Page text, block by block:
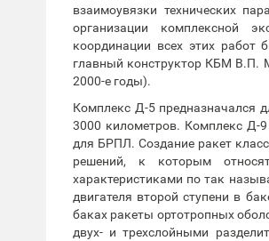
взаимоувязки технических
организации комплексной
координации всех этих работ
главный конструктор КБМ В.П.
2000-е годы).
Комплекс Д-5 предназначался
3000 километров. Комплекс Д-
для БРПЛ. Создание ракет
решений, к которым
характеристиками по так
двигателя второй ступени в
баках ракеты ортотропных
двух- и трехслойными